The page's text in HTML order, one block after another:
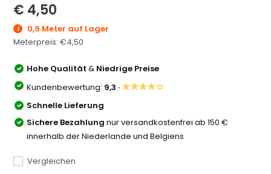
€ 4,50
0,9 Meter auf Lager
Meterpreis:€4,50
Hohe Qualität& Niedrige Preise
Kundenbewertung: 9,3 ·★★★★☆
Schnelle Lieferung
Sichere Bezahlung nur versandkostenfrei ab 150 €
innerhalb der Niederlande und Belgiens
Vergleichen